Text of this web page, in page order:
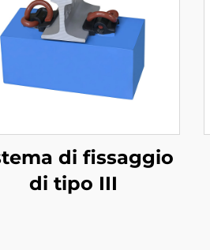
di fissaggio
di tipo III